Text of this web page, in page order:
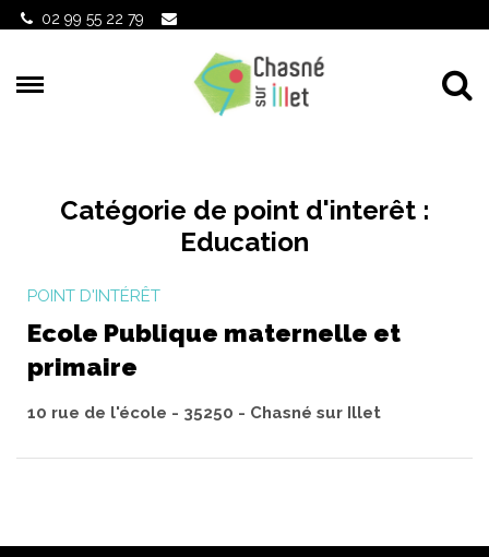
Gestion des traceurs
02 99 55 22 79
Catégorie de point d'interêt :
Education
POINT D'INTÉRÊT
Ecole Publique maternelle et
primaire
10 rue de l'école - 35250 - Chasné sur Illet